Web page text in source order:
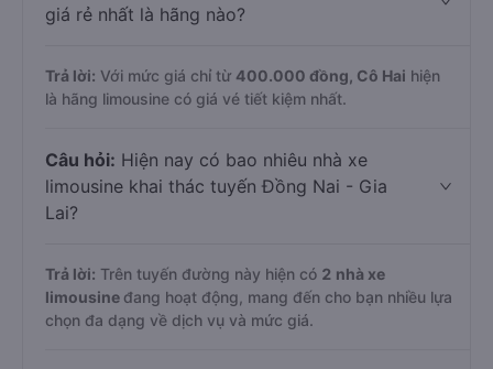
giá rẻ nhất là hãng nào?
Trả lời: Với mức giá chỉ từ 400.000 đồng, Cô Hai hiện
là hãng limousine có giá vé tiết kiệm nhất.
Câu hỏi: Hiện nay có bao nhiêu nhà xe
limousine khai thác tuyến Đồng Nai - Gia
Lai?
Trả lời: Trên tuyến đường này hiện có 2 nhà xe
limousine đang hoạt động, mang đến cho bạn nhiều lựa
chọn đa dạng về dịch vụ và mức giá.